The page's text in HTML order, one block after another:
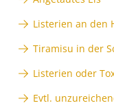
Listerien an den
Tiramisu in der
Listerien oder
Evtl.